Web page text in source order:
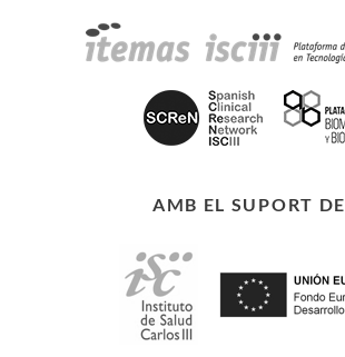
AMB EL SUPORT DE